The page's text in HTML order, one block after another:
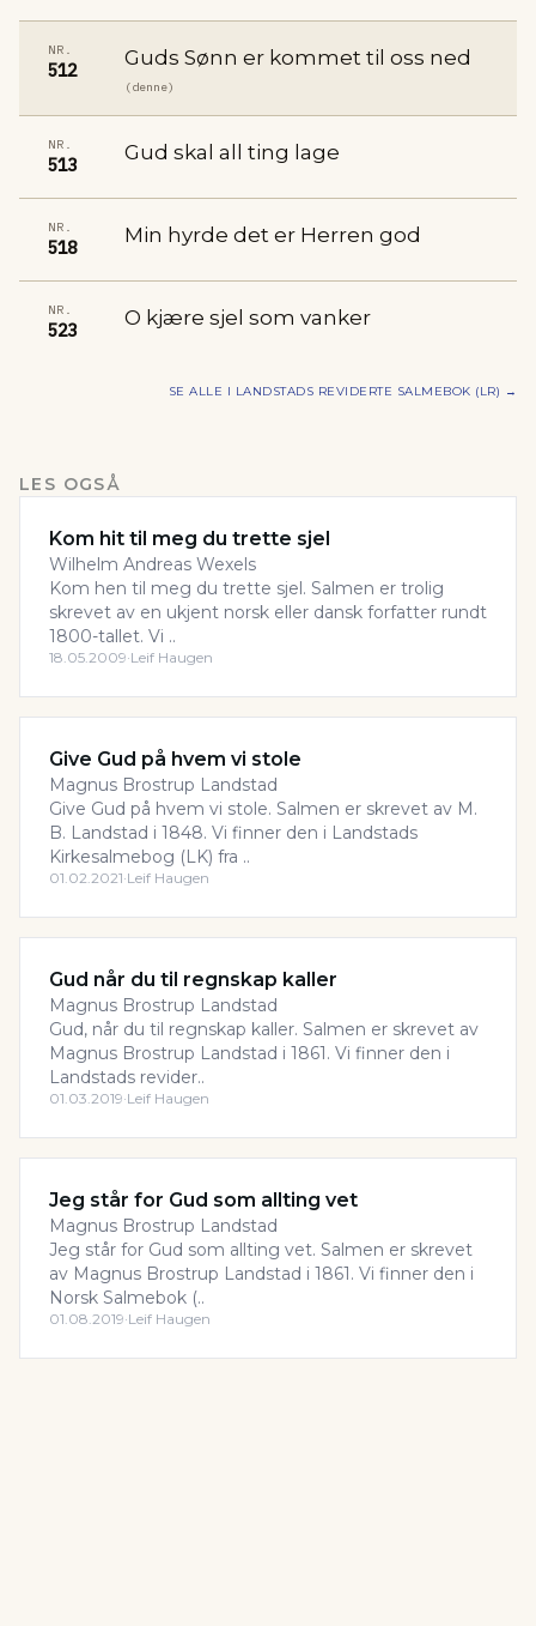
NR.
512
Guds Sønn er kommet til oss ned
(denne)
NR.
513
Gud skal all ting lage
NR.
518
Min hyrde det er Herren god
NR.
523
O kjære sjel som vanker
SE ALLE I LANDSTADS REVIDERTE SALMEBOK (LR) →
LES OGSÅ
Kom hit til meg du trette sjel
Wilhelm Andreas Wexels
Kom hen til meg du trette sjel. Salmen er trolig
skrevet av en ukjent norsk eller dansk forfatter rundt
1800-tallet. Vi ..
18.05.2009·Leif Haugen
Give Gud på hvem vi stole
Magnus Brostrup Landstad
Give Gud på hvem vi stole. Salmen er skrevet av M.
B. Landstad i 1848. Vi finner den i Landstads
Kirkesalmebog (LK) fra ..
01.02.2021·Leif Haugen
Gud når du til regnskap kaller
Magnus Brostrup Landstad
Gud, når du til regnskap kaller. Salmen er skrevet av
Magnus Brostrup Landstad i 1861. Vi finner den i
Landstads revider..
01.03.2019·Leif Haugen
Jeg står for Gud som allting vet
Magnus Brostrup Landstad
Jeg står for Gud som allting vet. Salmen er skrevet
av Magnus Brostrup Landstad i 1861. Vi finner den i
Norsk Salmebok (..
01.08.2019·Leif Haugen